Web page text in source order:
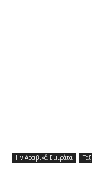
Ην.Αραβικά Εμιράτα